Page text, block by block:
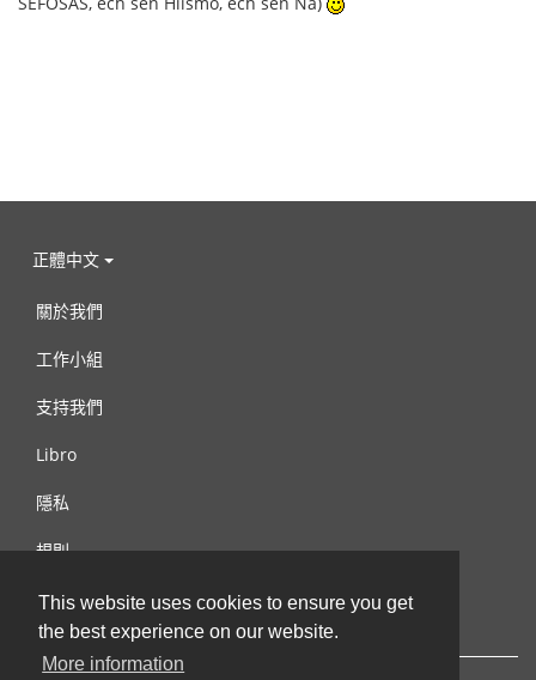
This website uses cookies to ensure you get
the best experience on our website.
More information
正體中文
關於我們
工作小組
支持我們
Libro
隱私
規則
連絡我們